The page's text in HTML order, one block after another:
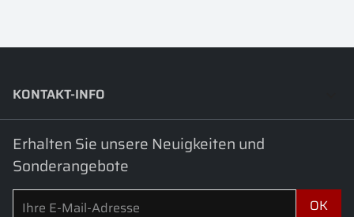
KONTAKT-INFO
Erhalten Sie unsere Neuigkeiten und
Sonderangebote